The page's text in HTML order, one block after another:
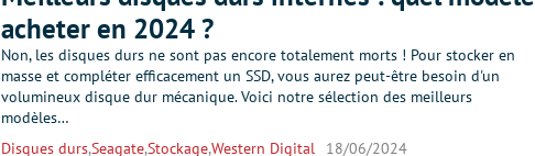
acheter en 2024 ?
Non, les disques durs ne sont pas encore totalement morts ! Pour stocker en
masse et compléter efficacement un SSD, vous aurez peut-être besoin d'un
volumineux disque dur mécanique. Voici notre sélection des meilleurs
modèles…
Disques durs,Seagate,Stockage,Western Digital 18/06/2024